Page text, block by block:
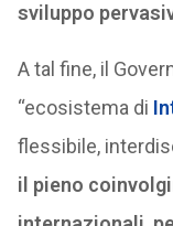
sviluppo
A tal fine, il
“ecosistema di
flessibile,
il pieno